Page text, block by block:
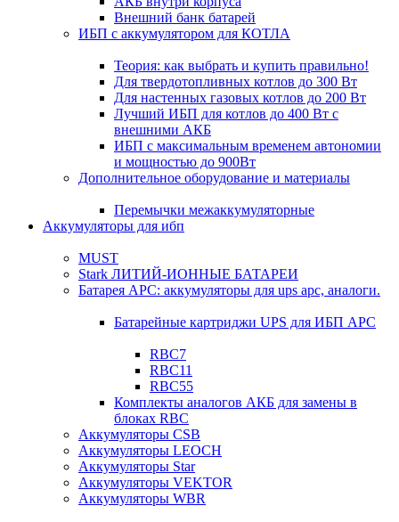
Внешний банк батарей
ИБП с аккумулятором для КОТЛА
Теория: как выбрать и купить правильно!
Для твердотопливных котлов до 300 Вт
Для настенных газовых котлов до 200 Вт
Лучший ИБП для котлов до 400 Вт с
внешними АКБ
ИБП с максимальным временем автономии
и мощностью до 900Вт
Дополнительное оборудование и материалы
Перемычки межаккумуляторные
Аккумуляторы для ибп
MUST
Stark ЛИТИЙ-ИОННЫЕ БАТАРЕИ
Батарея APC: аккумуляторы для ups apc, аналоги.
Батарейные картриджи UPS для ИБП APC
RBC7
RBC11
RBC55
Комплекты аналогов АКБ для замены в
блоках RBC
Аккумуляторы CSB
Аккумуляторы LEOCH
Аккумуляторы Star
Аккумуляторы VEKTOR
Аккумуляторы WBR